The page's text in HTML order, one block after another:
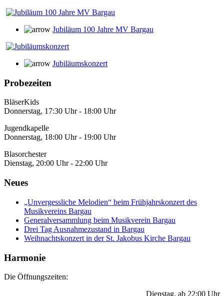
Jubiläum 100 Jahre MV Bargau
Jubiläumskonzert
Probezeiten
BläserKids
Donnerstag, 17:30 Uhr - 18:00 Uhr
Jugendkapelle
Donnerstag, 18:00 Uhr - 19:00 Uhr
Blasorchester
Dienstag, 20:00 Uhr - 22:00 Uhr
Neues
„Unvergessliche Melodien“ beim Frühjahrskonzert des
Musikvereins Bargau
Generalversammlung beim Musikverein Bargau
Drei Tag Ausnahmezustand in Bargau
Weihnachtskonzert in der St. Jakobus Kirche Bargau
Harmonie
Die Öffnungszeiten:
Dienstag, ab 22:00 Uhr